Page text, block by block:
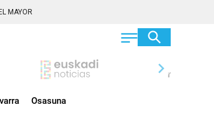
MAYOR
chevron_right
Osasuna